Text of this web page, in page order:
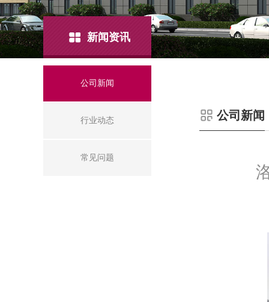
新闻资讯
公司新闻
行业动态
常见问题
公司新闻